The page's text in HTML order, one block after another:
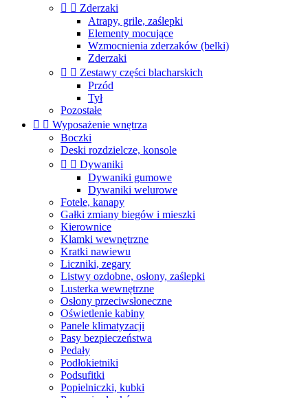
  Zderzaki
Atrapy, grile, zaślepki
Elementy mocujące
Wzmocnienia zderzaków (belki)
Zderzaki
  Zestawy części blacharskich
Przód
Tył
Pozostałe
  Wyposażenie wnętrza
Boczki
Deski rozdzielcze, konsole
  Dywaniki
Dywaniki gumowe
Dywaniki welurowe
Fotele, kanapy
Gałki zmiany biegów i mieszki
Kierownice
Klamki wewnętrzne
Kratki nawiewu
Liczniki, zegary
Listwy ozdobne, osłony, zaślepki
Lusterka wewnętrzne
Osłony przeciwsłoneczne
Oświetlenie kabiny
Panele klimatyzacji
Pasy bezpieczeństwa
Pedały
Podłokietniki
Podsufitki
Popielniczki, kubki